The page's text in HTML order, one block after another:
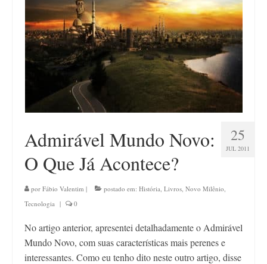
25
JUL 2011
Admirável Mundo Novo:
O Que Já Acontece?
por Fábio Valentim | postado em: História, Livros, Novo Milênio,
Tecnologia | 0
No artigo anterior, apresentei detalhadamente o Admirável
Mundo Novo, com suas características mais perenes e
interessantes. Como eu tenho dito neste outro artigo, disse